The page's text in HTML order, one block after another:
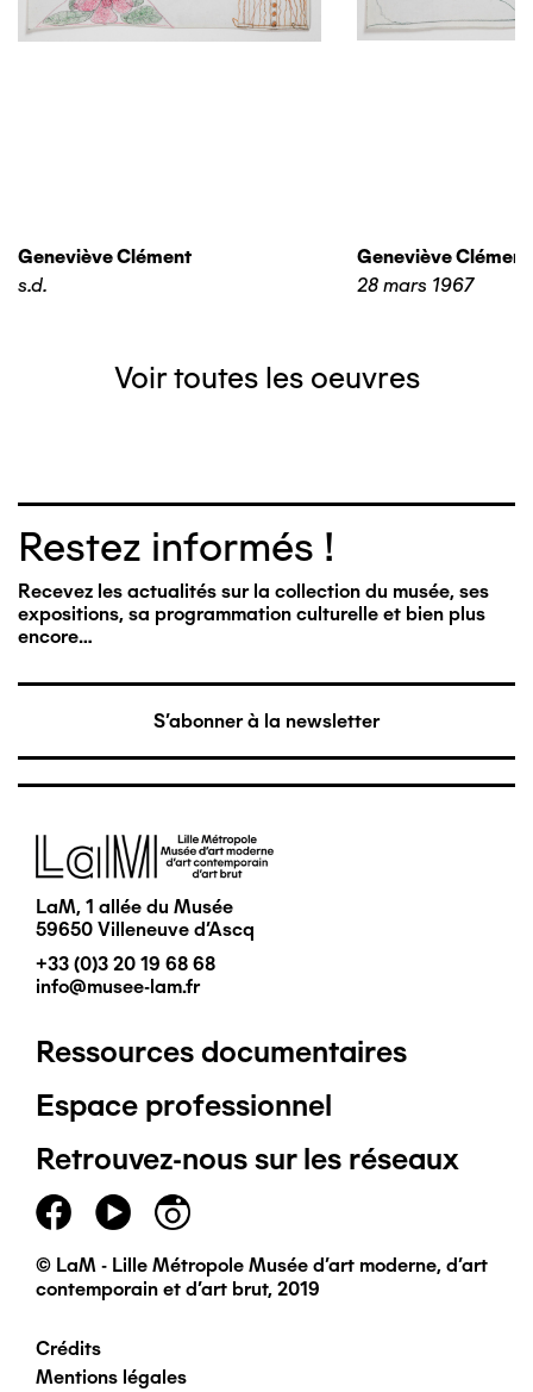
Geneviève Clément
s.d.
Geneviève Clément
28 mars 1967
Voir toutes les oeuvres
Restez informés !
Recevez les actualités sur la collection du musée, ses
expositions, sa programmation culturelle et bien plus
encore…
S'abonner à la newsletter
Image
LaM, 1 allée du Musée
59650 Villeneuve d'Ascq
+33 (0)3 20 19 68 68
info@musee-lam.fr
Pied
de
page
principal
Ressources documentaires
Espace professionnel
Retrouvez-nous sur les réseaux
© LaM - Lille Métropole Musée d'art moderne, d'art
contemporain et d'art brut, 2019
Pied
Crédits
Mentions légales